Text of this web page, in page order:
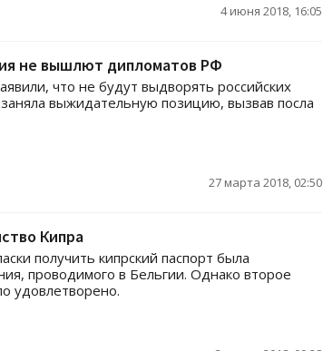
4 июня 2018, 16:05
не вышлют дипломатов РФ
что не будут выдворять российских
выжидательную позицию, вызвав посла
27 марта 2018, 02:50
Кипра
получить кипрский паспорт была
проводимого в Бельгии. Однако второе
удовлетворено.